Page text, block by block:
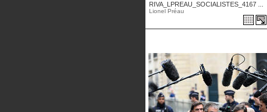
RIVA_LPREAU_SOCIALISTES_4167 ...
Lionel Préau